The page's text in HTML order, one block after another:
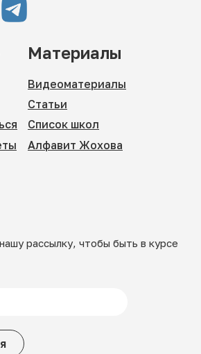
Алфавит Жохова
Список школ
Статьи
Видеоматериалы
рассылку, чтобы быть в курсе
Материалы